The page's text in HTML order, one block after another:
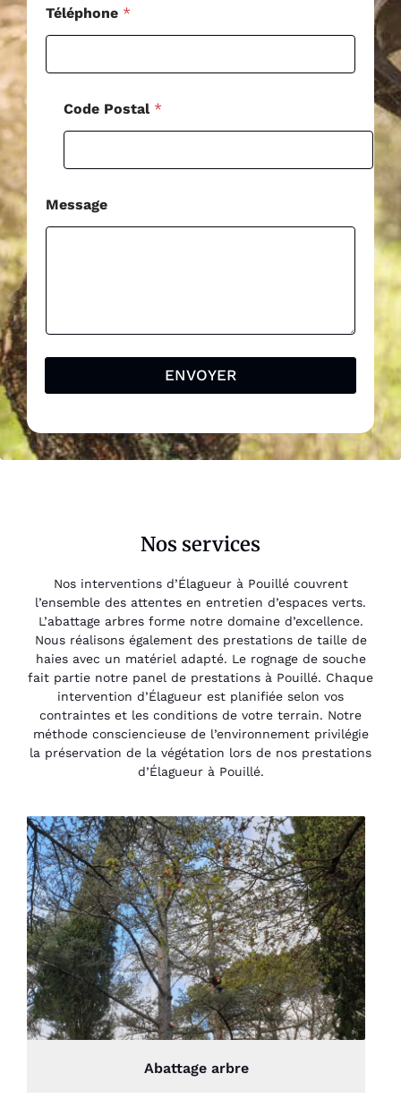
Téléphone *
Code Postal *
Message
ENVOYER
Nos services
Nos interventions d’Élagueur à Pouillé couvrent
l’ensemble des attentes en entretien d’espaces verts.
L’abattage arbres forme notre domaine d’excellence.
Nous réalisons également des prestations de taille de
haies avec un matériel adapté. Le rognage de souche
fait partie notre panel de prestations à Pouillé. Chaque
intervention d’Élagueur est planifiée selon vos
contraintes et les conditions de votre terrain. Notre
méthode consciencieuse de l’environnement privilégie
la préservation de la végétation lors de nos prestations
d’Élagueur à Pouillé.
Abattage arbre